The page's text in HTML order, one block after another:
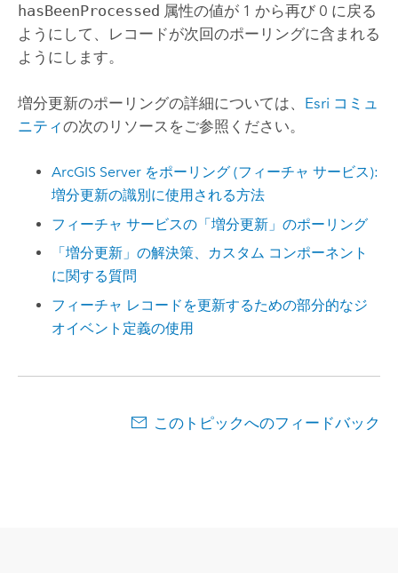
hasBeenProcessed 属性の値が 1 から再び 0 に戻る
ようにして、レコードが次回のポーリングに含まれる
ようにします。
増分更新のポーリングの詳細については、 Esri コミュ
ニティの次のリソースをご参照ください。
ArcGIS Server をポーリング (フィーチャ サービス):
増分更新の識別に使用される方法
フィーチャ サービスの「増分更新」のポーリング
「増分更新」の解決策、カスタム コンポーネント
に関する質問
フィーチャ レコードを更新するための部分的なジ
オイベント定義の使用
このトピックへのフィードバック